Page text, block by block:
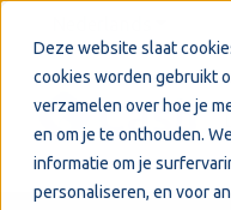
Deze website slaat
cookies worden gebruikt
verzamelen over hoe je
en om je te onthouden.
informatie om je
personaliseren, en voor